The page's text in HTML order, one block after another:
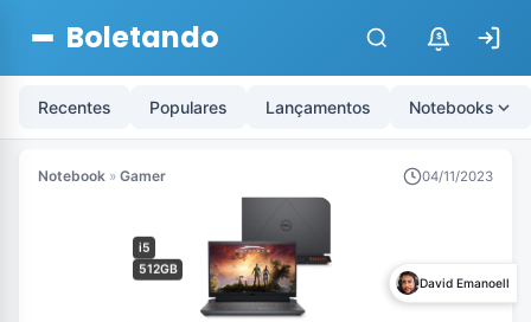
Boletando $
Recentes Populares Lançamentos Notebooks
Notebook » Gamer 04/11/2023
i5
512GB
David Emanoell